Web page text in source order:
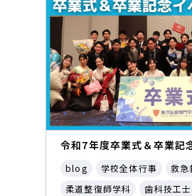
令和7年度卒業式＆卒業記
blog 学校全体行事
救急
柔道整復師学科
歯科技工